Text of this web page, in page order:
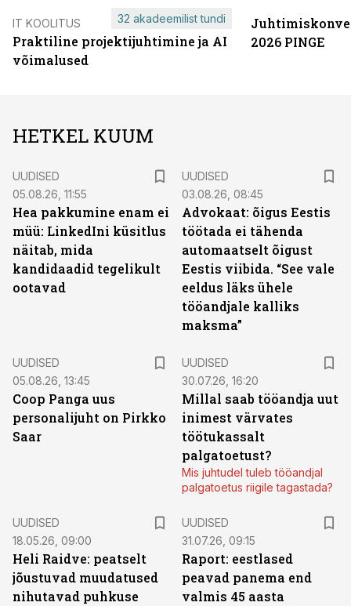
IT KOOLITUS
Praktiline projektijuhtimine ja AI
võimalused
32 akadeemilist tundi
2026 PINGE
HETKEL KUUM
UUDISED
05.08.26, 11:55
Hea pakkumine enam ei
müü: LinkedIni küsitlus
näitab, mida
kandidaadid tegelikult
ootavad
UUDISED
03.08.26, 08:45
Advokaat: õigus Eestis
töötada ei tähenda
automaatselt õigust
Eestis viibida. “See vale
eeldus läks ühele
tööandjale kalliks
maksma”
UUDISED
05.08.26, 13:45
Coop Panga uus
personalijuht on Pirkko
Saar
UUDISED
30.07.26, 16:20
Millal saab tööandja uut
inimest värvates
töötukassalt
palgatoetust?
Mis juhtudel tuleb tööandjal
palgatoetus riigile tagastada?
UUDISED
18.05.26, 09:00
Heli Raidve: peatselt
jõustuvad muudatused
nihutavad puhkuse
UUDISED
31.07.26, 09:15
Raport: eestlased
peavad panema end
valmis 45 aasta